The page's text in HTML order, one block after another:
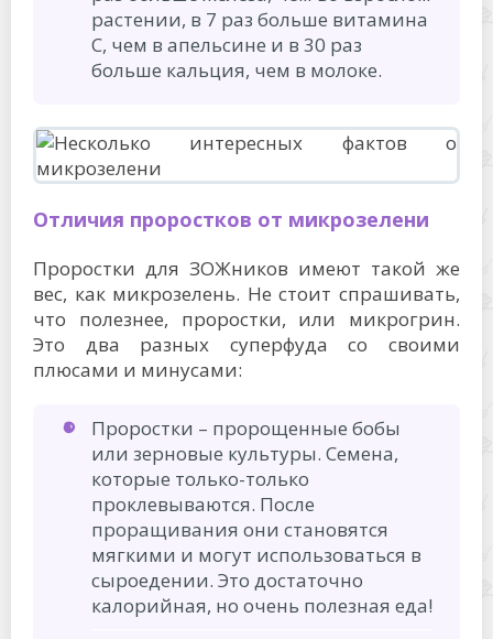
растении, в 7 раз больше витамина
С, чем в апельсине и в 30 раз
больше кальция, чем в молоке.
Отличия проростков от микрозелени
Проростки для ЗОЖников имеют такой же
вес, как микрозелень. Не стоит спрашивать,
что полезнее, проростки, или микрогрин.
Это два разных суперфуда со своими
плюсами и минусами:
Проростки – пророщенные бобы
или зерновые культуры. Семена,
которые только-только
проклевываются. После
проращивания они становятся
мягкими и могут использоваться в
сыроедении. Это достаточно
калорийная, но очень полезная еда!